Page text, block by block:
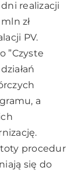
realizacji
zł
PV.
”Czyste
a
procedur
się do